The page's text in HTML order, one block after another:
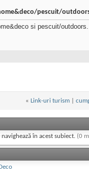
pescuit/
si pescuit/
« Link-uri turism
în acest subiect. (0